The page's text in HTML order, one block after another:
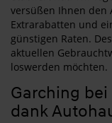
versüßen Ihnen den
Extrarabatten und
günstigen Raten.
aktuellen
loswerden möchten.
Garching
dank